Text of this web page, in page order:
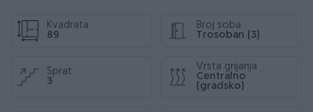
Kvadrata
89
Broj soba
Trosoban (3)
Sprat
3
Vrsta grijanja
Centralno
(gradsko)